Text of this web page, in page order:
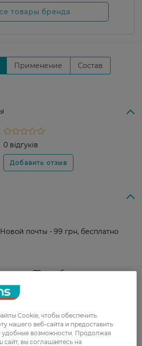
товары бренда
Применение Состав
0 відгуків
почты - 99 грн, бесплатно
– 79 грн, бесплатная
грн
в магазине Watsons
– 0 грн
Показать больше
Cookie, чтобы обеспечить
нашего веб-сайта и предоставить
удобные возможности. Продолжая
сайт, вы соглашаетесь на